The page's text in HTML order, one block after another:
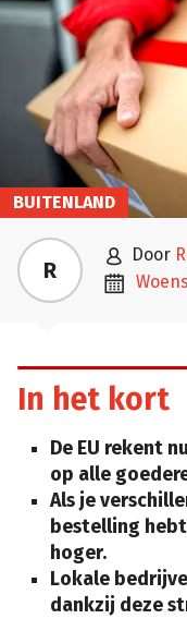
BUITENLAND
R  door

In het kort
De EU rekent
op alle
Als je
bestelling
hoger.
Lokale
dankzij deze